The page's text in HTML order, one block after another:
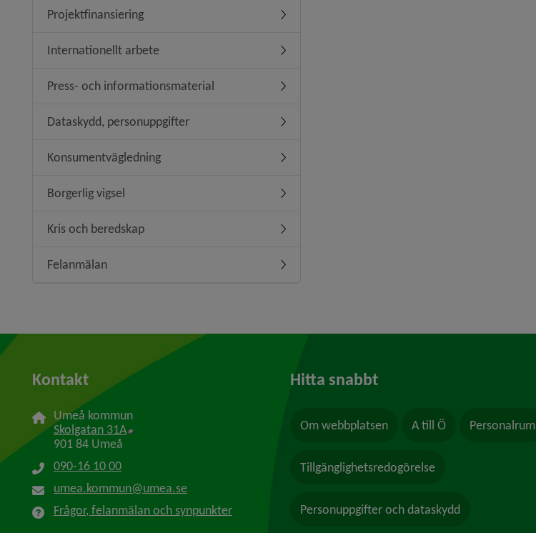
Projektfinansiering Undermeny för Projektfinansiering
Internationellt arbete Undermeny för Internationellt arbete
Press- och informationsmaterial Undermeny för Press- och informationsmaterial
Dataskydd, personuppgifter Undermeny för Dataskydd, personuppgifter
Konsumentvägledning Undermeny för Konsumentvägledning
Borgerlig vigsel Undermeny för Borgerlig vigsel
Kris och beredskap Undermeny för Kris och beredskap
Felanmälan Undermeny för Felanmälan
Kontakt
Umeå kommun
Skolgatan 31A Länk till annan webbplats, öppnas i nytt fönster.
901 84 Umeå
090-16 10 00
umea.kommun@umea.se
Frågor, felanmälan och synpunkter
Hitta snabbt
Om webbplatsen A till Ö Personalrum
Tillgänglighetsredogörelse
Personuppgifter och dataskydd